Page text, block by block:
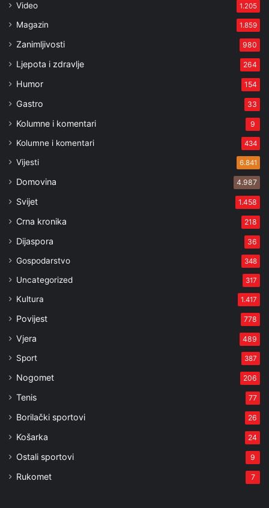
Video 1.205
Magazin 1.859
Zanimljivosti 980
Ljepota i zdravlje 264
Humor 154
Gastro 33
Kolumne i komentari 9
Kolumne i komentari 434
Vijesti 6.841
Domovina 4.987
Svijet 1.458
Crna kronika 218
Dijaspora 36
Gospodarstvo 348
Uncategorized 317
Kultura 1.417
Povijest 778
Vjera 489
Sport 387
Nogomet 206
Tenis 77
Borilački sportovi 26
Košarka 24
Ostali sportovi 9
Rukomet 7